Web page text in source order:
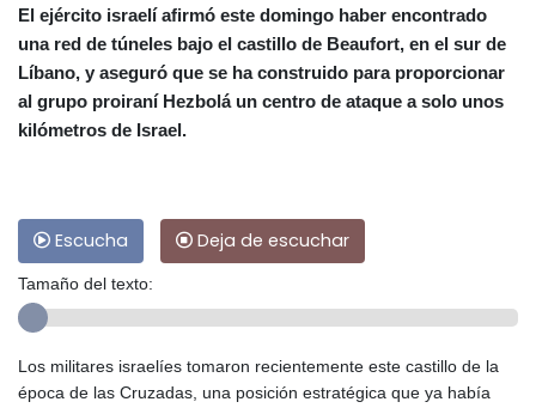
El ejército israelí afirmó este domingo haber encontrado
una red de túneles bajo el castillo de Beaufort, en el sur de
Líbano, y aseguró que se ha construido para proporcionar
al grupo proiraní Hezbolá un centro de ataque a solo unos
kilómetros de Israel.
Escucha Deja de escuchar
Tamaño del texto:
Los militares israelíes tomaron recientemente este castillo de la
época de las Cruzadas, una posición estratégica que ya había